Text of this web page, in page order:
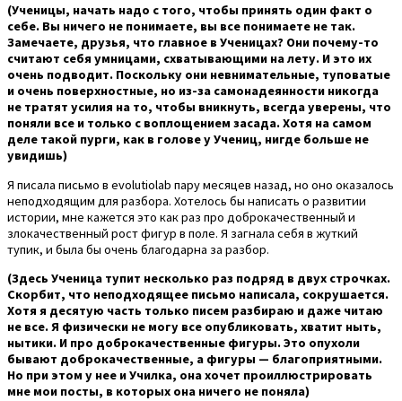
(Ученицы, начать надо с того, чтобы принять один факт о
себе. Вы ничего не понимаете, вы все понимаете не так.
Замечаете, друзья, что главное в Ученицах? Они почему-то
считают себя умницами, схватывающими на лету. И это их
очень подводит. Поскольку они невнимательные, туповатые
и очень поверхностные, но из-за самонадеянности никогда
не тратят усилия на то, чтобы вникнуть, всегда уверены, что
поняли все и только с воплощением засада. Хотя на самом
деле такой пурги, как в голове у Учениц, нигде больше не
увидишь)
Я писала письмо в evolutiolab пару месяцев назад, но оно оказалось
неподходящим для разбора. Хотелось бы написать о развитии
истории, мне кажется это как раз про доброкачественный и
злокачественный рост фигур в поле. Я загнала себя в жуткий
тупик, и была бы очень благодарна за разбор.
(Здесь Ученица тупит несколько раз подряд в двух строчках.
Скорбит, что неподходящее письмо написала, сокрушается.
Хотя я десятую часть только писем разбираю и даже читаю
не все. Я физически не могу все опубликовать, хватит ныть,
нытики. И про доброкачественные фигуры. Это опухоли
бывают доброкачественные, а фигуры — благоприятными.
Но при этом у нее и Училка, она хочет проиллюстрировать
мне мои посты, в которых она ничего не поняла)